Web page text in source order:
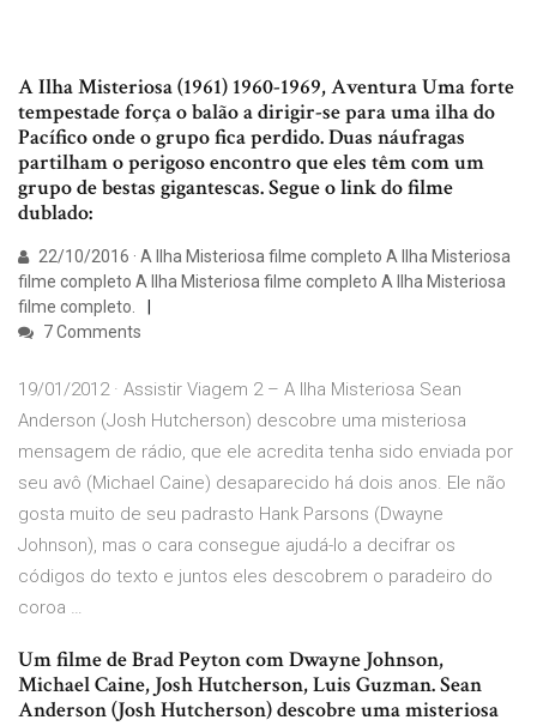
A Ilha Misteriosa (1961) 1960-1969, Aventura Uma forte
tempestade força o balão a dirigir-se para uma ilha do
Pacífico onde o grupo fica perdido. Duas náufragas
partilham o perigoso encontro que eles têm com um
grupo de bestas gigantescas. Segue o link do filme
dublado:
22/10/2016 · A Ilha Misteriosa filme completo A Ilha Misteriosa
filme completo A Ilha Misteriosa filme completo A Ilha Misteriosa
filme completo.
7 Comments
19/01/2012 · Assistir Viagem 2 – A Ilha Misteriosa Sean
Anderson (Josh Hutcherson) descobre uma misteriosa
mensagem de rádio, que ele acredita tenha sido enviada por
seu avô (Michael Caine) desaparecido há dois anos. Ele não
gosta muito de seu padrasto Hank Parsons (Dwayne
Johnson), mas o cara consegue ajudá-lo a decifrar os
códigos do texto e juntos eles descobrem o paradeiro do
coroa …
Um filme de Brad Peyton com Dwayne Johnson,
Michael Caine, Josh Hutcherson, Luis Guzman. Sean
Anderson (Josh Hutcherson) descobre uma misteriosa